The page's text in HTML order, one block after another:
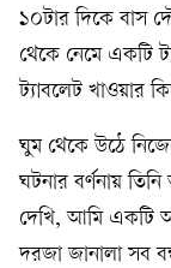
১০টার দিকে বাস
থেকে নেমে একটি
ট্যাবলেট খাওয়ার
ঘুম থেকে উঠে
ঘটনার বর্ণনায়
দেখি, আমি একটি
দরজা জানালা সব